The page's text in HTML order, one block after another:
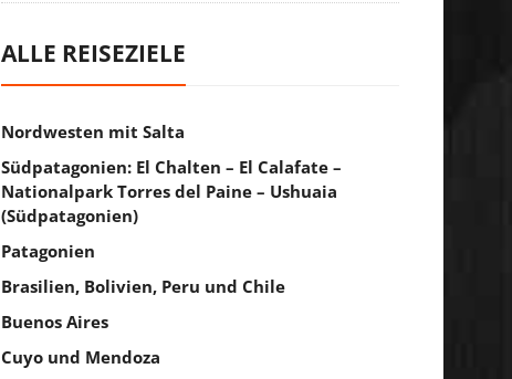
ALLE REISEZIELE
Nordwesten mit Salta
Südpatagonien: El Chalten – El Calafate –
Nationalpark Torres del Paine – Ushuaia
(Südpatagonien)
Patagonien
Brasilien, Bolivien, Peru und Chile
Buenos Aires
Cuyo und Mendoza